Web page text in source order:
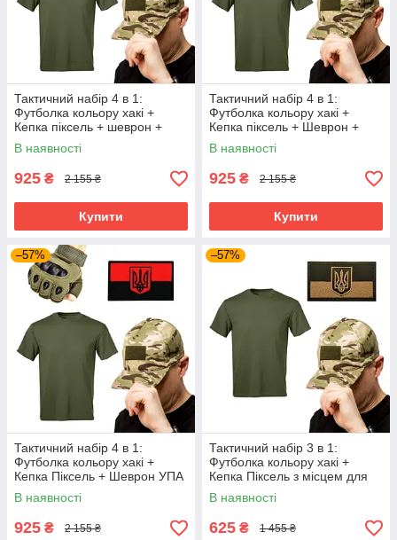
Тактичний набір 4 в 1:
Футболка кольору хакі +
Кепка піксель + шеврон +
Рукавички | Tactic ЗСУ
В наявності
925 ₴ 2 155 ₴
Купити
Тактичний набір 4 в 1:
Футболка кольору хакі +
Кепка піксель + Шеврон +
Рукавички | Tactic ЗСУ
В наявності
925 ₴ 2 155 ₴
Купити
–57%
Тактичний набір 4 в 1:
Футболка кольору хакі +
Кепка Піксель + Шеврон УПА
+ Рукавички безпалі | Tactic
ЗСУ
В наявності
925 ₴ 2 155 ₴
–57%
Тактичний набір 3 в 1:
Футболка кольору хакі +
Кепка Піксель з місцем для
шеврона + Шеврон з
прапором України хакі | Tactic
В наявності
625 ₴ 1 455 ₴